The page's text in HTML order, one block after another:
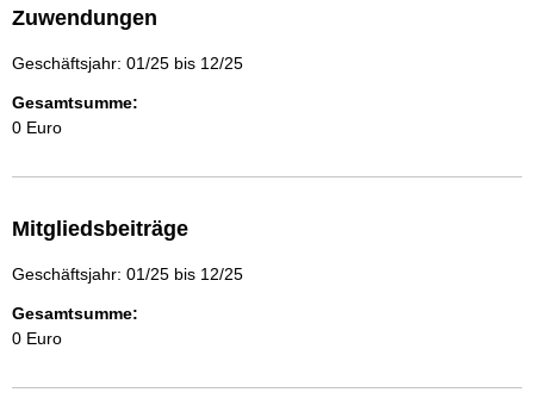
Zuwendungen
Geschäftsjahr: 01/25 bis 12/25
Gesamtsumme:
0 Euro
Mitgliedsbeiträge
Geschäftsjahr: 01/25 bis 12/25
Gesamtsumme:
0 Euro